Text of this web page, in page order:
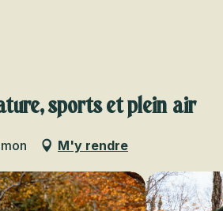
sports et plein air
M'y rendre